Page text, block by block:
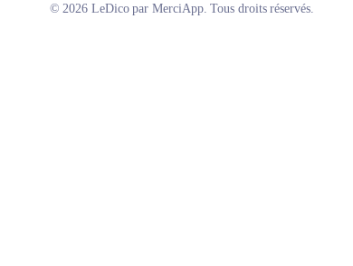
© 2026 LeDico par MerciApp. Tous droits réservés.